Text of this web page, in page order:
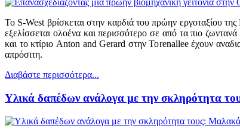
Το S-West βρίσκεται στην καρδιά του πρώην εργοταξίου
εξελίσσεται ολοένα και περισσότερο σε από τα πιο
και το κτίριο Anton and Gerard στην Torenallee έχουν
απρόσιτη.
Διαβάστε περισσότερα...
Υλικά δαπέδων ανάλογα με την σκληρότητα